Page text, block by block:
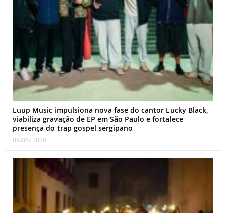
Luup Music impulsiona nova fase do cantor Lucky Black,
viabiliza gravação de EP em São Paulo e fortalece
presença do trap gospel sergipano
09/06/ 2026